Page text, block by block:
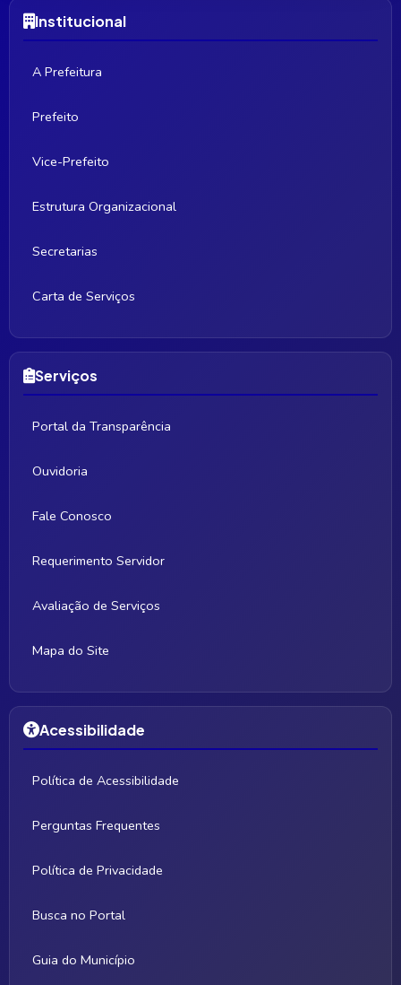
Institucional
A Prefeitura
Prefeito
Vice-Prefeito
Estrutura Organizacional
Secretarias
Carta de Serviços
Serviços
Portal da Transparência
Ouvidoria
Fale Conosco
Requerimento Servidor
Avaliação de Serviços
Mapa do Site
Acessibilidade
Política de Acessibilidade
Perguntas Frequentes
Política de Privacidade
Busca no Portal
Guia do Município